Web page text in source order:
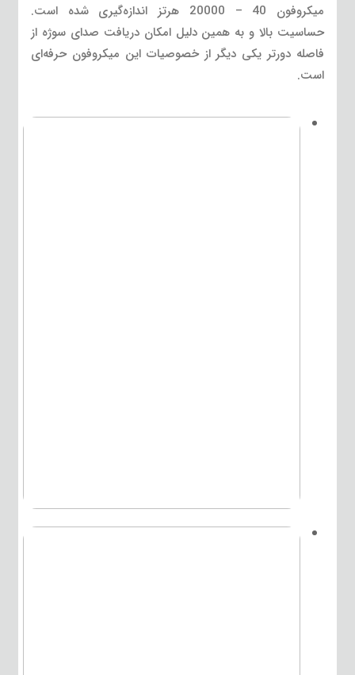
میکروفون 40 – 20000 هرتز اندازه‌گیری شده است.
حساسیت بالا و به همین دلیل امکان دریافت صدای سوژه از
فاصله دورتر یکی دیگر از خصوصیات این میکروفون حرفه‌ای
است.